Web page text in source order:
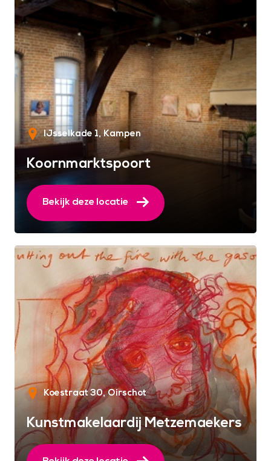
IJsselkade 1 Kampen
Koornmarktspoort
Bekijk deze locatie
Koestraat 30 Oirschot
Kunstmakelaardij Metzemaekers